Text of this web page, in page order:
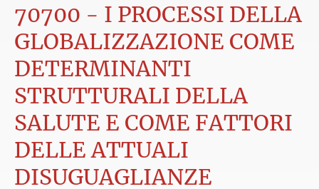
70700 - I PROCESSI DELLA
GLOBALIZZAZIONE COME
DETERMINANTI
STRUTTURALI DELLA
SALUTE E COME FATTORI
DELLE ATTUALI
DISUGUAGLIANZE